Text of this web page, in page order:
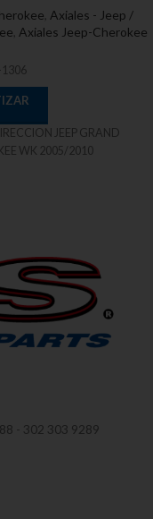
Axiales - Jeep /
Axiales Jeep-Cherokee
JEEP GRAND
WK 2005/2010
- 302 303 9289